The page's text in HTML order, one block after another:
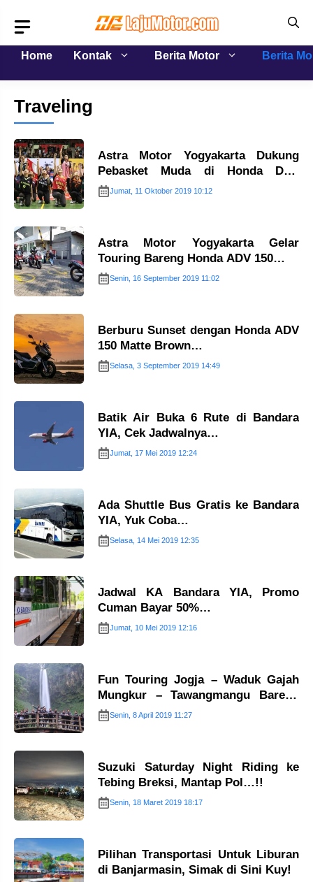
isi
Home
Kontak Berita Motor Berita
Traveling
Astra Motor Yogyakarta Dukung
Pebasket Muda di Honda DBL
2019…
Jumat, 11 Oktober 2019 10:12
Astra Motor Yogyakarta Gelar
Touring Bareng Honda ADV 150…
Senin, 16 September 2019 11:02
Berburu Sunset dengan Honda ADV
150 Matte Brown…
Selasa, 3 September 2019 14:49
Batik Air Buka 6 Rute di Bandara
YIA, Cek Jadwalnya…
Jumat, 17 Mei 2019 12:24
Ada Shuttle Bus Gratis ke Bandara
YIA, Yuk Coba…
Selasa, 14 Mei 2019 12:35
Jadwal KA Bandara YIA, Promo
Cuman Bayar 50%…
Jumat, 10 Mei 2019 12:16
Fun Touring Jogja – Waduk Gajah
Mungkur – Tawangmangu Bareng
AHM…
Senin, 8 April 2019 11:27
Suzuki Saturday Night Riding ke
Tebing Breksi, Mantap Pol…!!
Senin, 18 Maret 2019 18:17
Pilihan Transportasi Untuk Liburan
di Banjarmasin, Simak di Sini Kuy!